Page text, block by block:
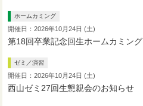
ホームカミング
開催日：2026年10月24日 (土)
第18回卒業記念回生ホームカミング
ゼミ／演習
開催日：2026年10月24日 (土)
西山ゼミ27回生懇親会のお知らせ